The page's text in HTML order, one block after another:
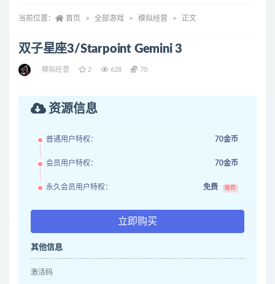
当前位置： 首页 全部游戏 模拟经营 正文
双子星座3/Starpoint Gemini 3
模拟经营 2 628 70
资源信息
普通用户特权： 70金币
会员用户特权： 70金币
永久会员用户特权： 免费 推荐
立即购买
其他信息
激活码